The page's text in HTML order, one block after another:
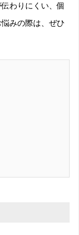
わりにくい、個
みの際は、ぜひ